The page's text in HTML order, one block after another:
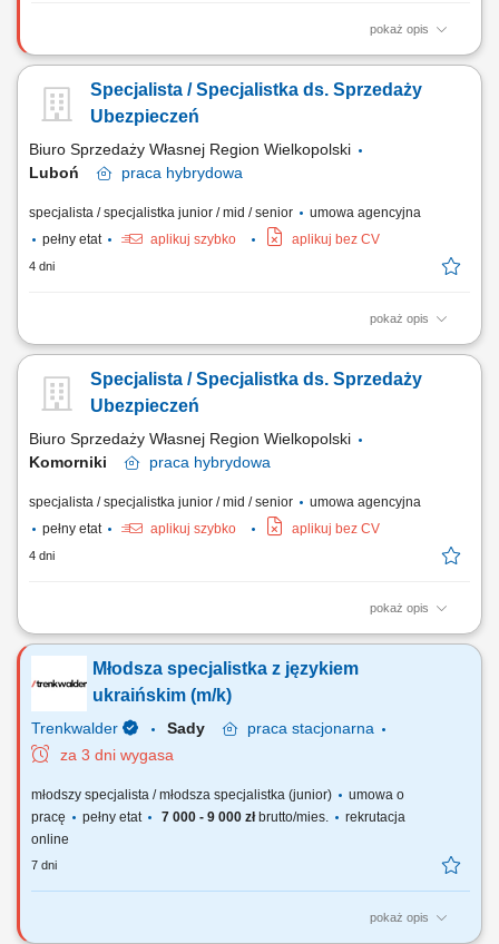
pokaż opis
Godziny: 6-8; Współpraca: B2B, zlecenie; Co będzie należeć do Twoich
domu z prefabrykatów keramzytowych, prowadzenie spotkań z
klientami i negocjowanie warunków umów, realizacja celów
Specjalista / Specjalistka ds. Sprzedaży
Ubezpieczeń
Biuro Sprzedaży Własnej Region Wielkopolski
Luboń
praca hybrydowa
specjalista / specjalistka junior / mid / senior
umowa agencyjna
pełny etat
aplikuj szybko aplikuj bez CV
4 dni
pokaż opis
Zakres obowiązków: aktywne pozyskiwanie oraz obsługa klientów
formie bezpośredniej, telefonicznej lub online, analiza potrzeb klientów
oraz dobór odpowiednich rozwiązań ubezpieczeniowych, budowanie
Specjalista / Specjalistka ds. Sprzedaży
Ubezpieczeń
Biuro Sprzedaży Własnej Region Wielkopolski
Komorniki
praca hybrydowa
specjalista / specjalistka junior / mid / senior
umowa agencyjna
pełny etat
aplikuj szybko aplikuj bez CV
4 dni
pokaż opis
Zakres obowiązków: aktywne pozyskiwanie oraz obsługa klientów
indywidualnych i biznesowych, prowadzenie spotkań z klientami w
formie bezpośredniej, telefonicznej lub online, analiza potrzeb klientów
oraz dobór odpowiednich rozwiązań ubezpieczeniowych, budowanie
długofalowych relacji i...
Młodsza specjalistka z językiem
ukraińskim (m/k)
Trenkwalder Sady praca stacjonarna
za 3 dni wygasa
młodszy specjalista / młodsza specjalistka (junior)
umowa o
pracę
pełny etat 7 000 - 9 000 złbrutto/mies.
rekrutacja
online
7 dni
pokaż opis